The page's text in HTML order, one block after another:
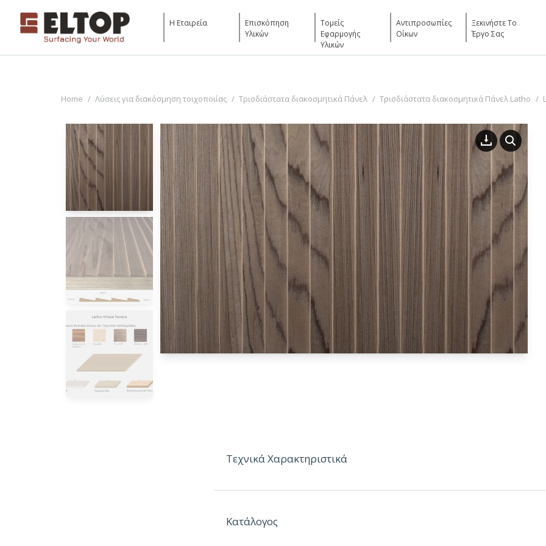
Η Εταιρεία
Επισκόπηση
Υλικών
Τομείς
Εφαρμογής
Υλικών
Αντιπροσωπίες
Οίκων
Ξεκινήστε Το
Έργο Σας
You are here:
Home Λύσεις για διακόσμηση τοιχοποιίας Τρισδιάστατα διακοσμητικά Πάνελ Τρισδιάστατα διακοσμητικά Πάνελ Latho
Τεχνικά Χαρακτηριστικά
Ξύλα:
Κατάλογος